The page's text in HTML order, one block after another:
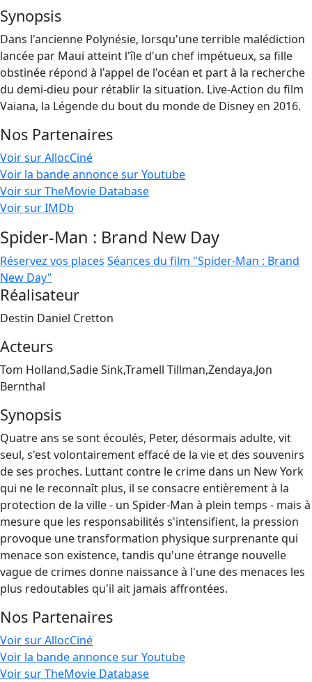
Synopsis
Dans l'ancienne Polynésie, lorsqu'une terrible malédiction
lancée par Maui atteint l'île d'un chef impétueux, sa fille
obstinée répond à l'appel de l'océan et part à la recherche
du demi-dieu pour rétablir la situation. Live-Action du film
Vaiana, la Légende du bout du monde de Disney en 2016.
Nos Partenaires
Voir sur AllocCiné
Voir la bande annonce sur Youtube
Voir sur TheMovie Database
Voir sur IMDb
Spider-Man : Brand New Day
Réservez vos places Séances du film "Spider-Man : Brand
New Day"
Réalisateur
Destin Daniel Cretton
Acteurs
Tom Holland,Sadie Sink,Tramell Tillman,Zendaya,Jon
Bernthal
Synopsis
Quatre ans se sont écoulés, Peter, désormais adulte, vit
seul, s'est volontairement effacé de la vie et des souvenirs
de ses proches. Luttant contre le crime dans un New York
qui ne le reconnaît plus, il se consacre entièrement à la
protection de la ville - un Spider-Man à plein temps - mais à
mesure que les responsabilités s'intensifient, la pression
provoque une transformation physique surprenante qui
menace son existence, tandis qu'une étrange nouvelle
vague de crimes donne naissance à l'une des menaces les
plus redoutables qu'il ait jamais affrontées.
Nos Partenaires
Voir sur AllocCiné
Voir la bande annonce sur Youtube
Voir sur TheMovie Database